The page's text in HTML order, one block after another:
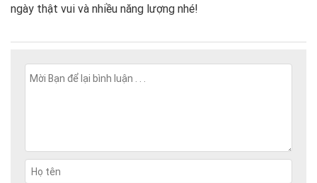
ngày thật vui và nhiều năng lượng nhé!